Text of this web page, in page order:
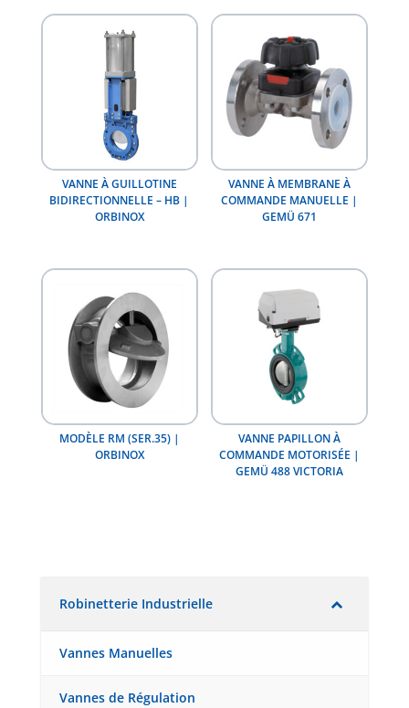
VANNE À GUILLOTINE
BIDIRECTIONNELLE – HB |
ORBINOX
VANNE À MEMBRANE À
COMMANDE MANUELLE |
GEMÜ 671
MODÈLE RM (SER.35) |
ORBINOX
VANNE PAPILLON À
COMMANDE MOTORISÉE |
GEMÜ 488 VICTORIA
Robinetterie Industrielle
Vannes Manuelles
Vannes de Régulation